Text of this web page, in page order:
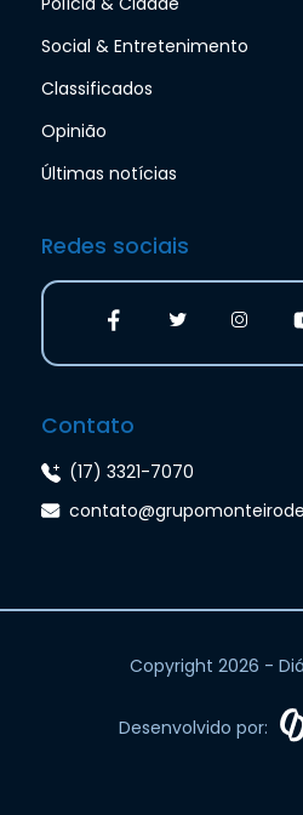
Social & Entretenimento
Classificados
Opinião
Últimas notícias
Redes sociais
Contato
(17) 3321-7070
Copyright 2026 -
Desenvolvido por: